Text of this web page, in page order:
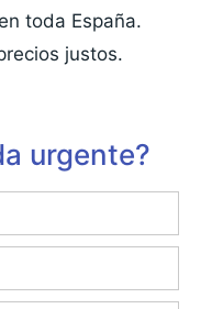
toda España.
justos.
urgente?